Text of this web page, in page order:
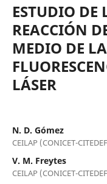
ESTUDIO DE
REACCIÓN
MEDIO DE
LÁSER
N. D. Gómez
CEILAP (CONICET-
V. M. Freytes
CEILAP (CONICET-